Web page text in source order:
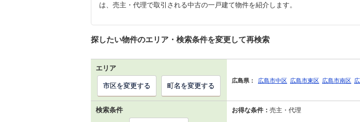
は、売主・代理で取引される中古の一戸建て物件を紹介します。
探したい物件のエリア・検索条件を変更して再検索
エリア
広島県： 広島市中区 広島市東区 広島市南区
市区を変更する 町名を変更する
検索条件 お得な条件： 売主・代理